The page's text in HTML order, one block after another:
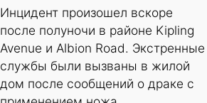
Инцидент произошел вскоре
после полуночи в районе Kipling
Avenue и Albion Road. Экстренные
службы были вызваны в жилой
дом после сообщений о драке с